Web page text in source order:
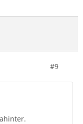
Solche
verantwortlich.
im
#9